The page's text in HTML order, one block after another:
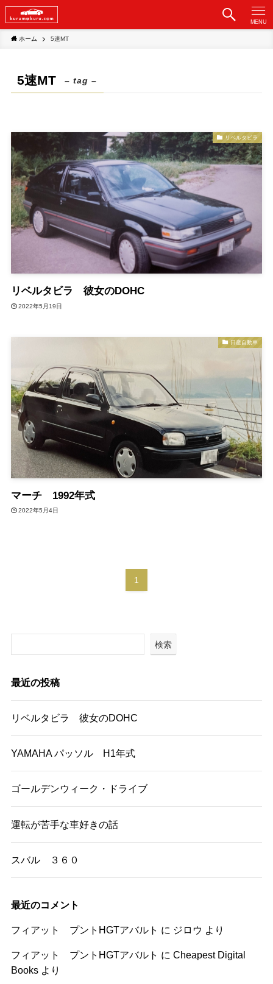
MENU
ホーム 5速MT
5速MT – tag –
リベルタビラ
リベルタビラ 彼女のDOHC
2022年5月19日
日産自動車
マーチ 1992年式
2022年5月4日
1
検索
最近の投稿
リベルタビラ 彼女のDOHC
YAMAHA パッソル H1年式
ゴールデンウィーク・ドライブ
運転が苦手な車好きの話
スバル ３６０
最近のコメント
フィアット プントHGTアバルト に ジロウ より
フィアット プントHGTアバルト に Cheapest Digital
Booksより